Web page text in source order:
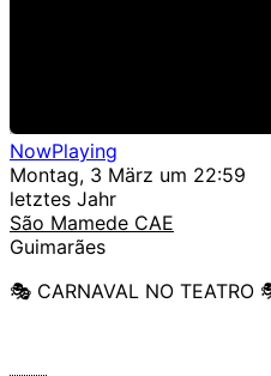
NowPlaying
Montag, 3 März um 22:59
letztes Jahr
São Mamede CAE
Guimarães
🎭 CARNAVAL NO TEATRO